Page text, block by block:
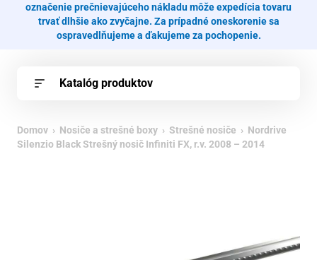
označenie prečnievajúceho nákladu môže expedícia tovaru
trvať dlhšie ako zvyčajne. Za prípadné oneskorenie sa
ospravedlňujeme a ďakujeme za pochopenie.
Katalóg produktov
Domov › Nosiče a strešné boxy › Strešné nosiče › Nordrive
Silenzio Black Strešný nosič Infiniti FX, r.v. 2008 – 2014